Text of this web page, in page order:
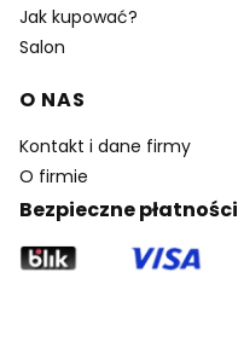
Jak kupować?
Salon
O NAS
Kontakt i dane firmy
O firmie
Bezpieczne płatności